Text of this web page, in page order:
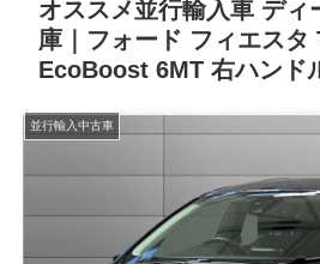
オススメ並行輸入車 ディ
庫｜フォード フィエス
EcoBoost 6MT 右ハンド
並行輸入中古車